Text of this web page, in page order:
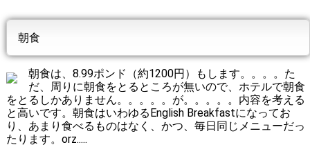
朝食
朝食は、8.99ポンド（約1200円）もします。。。。た
だ、周りに朝食をとるところが無いので、ホテルで朝食
をとるしかありません。。。。。が。。。。。内容を考える
と高いです。朝食はいわゆるEnglish Breakfastになってお
り、あまり食べるものはなく、かつ、毎日同じメニューだっ
たります。orz.....